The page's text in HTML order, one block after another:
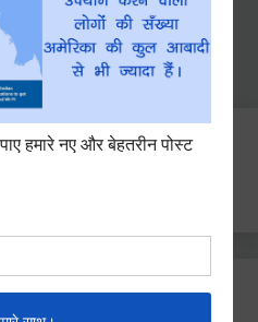
spam.Learn how your